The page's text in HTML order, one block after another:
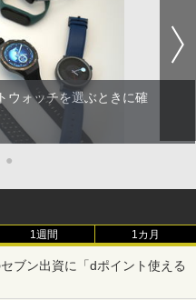
ウォッチを選ぶときに確
●
1週間 1カ月
ブン出資に「dポイント使える